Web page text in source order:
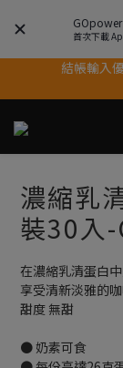
首次下載
果果
結帳輸
果
濃縮乳
裝30入
在濃縮乳清蛋白
享受清新淡雅的
甜度 無甜
● 奶素可食